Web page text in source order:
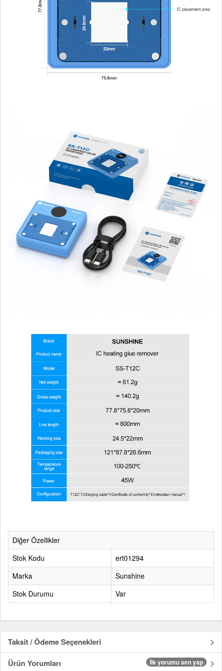
Diğer Özellikler
Stok Kodu
ert01294
Marka
Sunshine
Stok Durumu
Var
Taksit / Ödeme Seçenekleri
Ürün Yorumları
İlk yorumu sen yap